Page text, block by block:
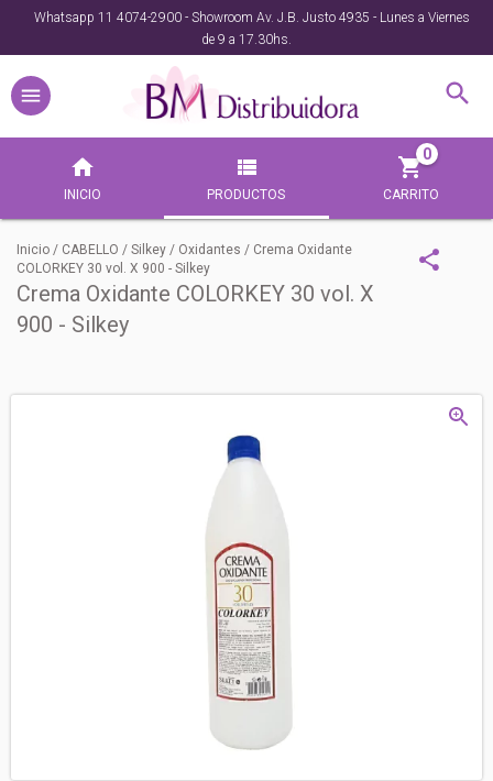
Whatsapp 11 4074-2900 - Showroom Av. J.B. Justo 4935 - Lunes a Viernes
de 9 a 17.30hs.
INICIO PRODUCTOS CARRITO
0
Inicio / CABELLO / Silkey / Oxidantes / Crema Oxidante
COLORKEY 30 vol. X 900 - Silkey
Crema Oxidante COLORKEY 30 vol. X
900 - Silkey